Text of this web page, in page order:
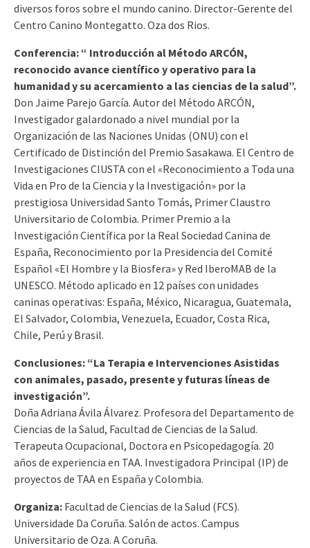
diversos foros sobre el mundo canino. Director-Gerente del
Centro Canino Montegatto. Oza dos Rios.
Conferencia: “ Introducción al Método ARCÓN,
reconocido avance científico y operativo para la
humanidad y su acercamiento a las ciencias de la salud”.
Don Jaime Parejo García. Autor del Método ARCÓN,
Investigador galardonado a nivel mundial por la
Organización de las Naciones Unidas (ONU) con el
Certificado de Distinción del Premio Sasakawa. El Centro de
Investigaciones CIUSTA con el «Reconocimiento a Toda una
Vida en Pro de la Ciencia y la Investigación» por la
prestigiosa Universidad Santo Tomás, Primer Claustro
Universitario de Colombia. Primer Premio a la
Investigación Científica por la Real Sociedad Canina de
España, Reconocimiento por la Presidencia del Comité
Español «El Hombre y la Biosfera» y Red IberoMAB de la
UNESCO. Método aplicado en 12 países con unidades
caninas operativas: España, México, Nicaragua, Guatemala,
El Salvador, Colombia, Venezuela, Ecuador, Costa Rica,
Chile, Perú y Brasil.
Conclusiones: “La Terapia e Intervenciones Asistidas
con animales, pasado, presente y futuras líneas de
investigación”.
Doña Adriana Ávila Álvarez. Profesora del Departamento de
Ciencias de la Salud, Facultad de Ciencias de la Salud.
Terapeuta Ocupacional, Doctora en Psicopedagogía. 20
años de experiencia en TAA. Investigadora Principal (IP) de
proyectos de TAA en España y Colombia.
Organiza: Facultad de Ciencias de la Salud (FCS).
Universidade Da Coruña. Salón de actos. Campus
Universitario de Oza. A Coruña.